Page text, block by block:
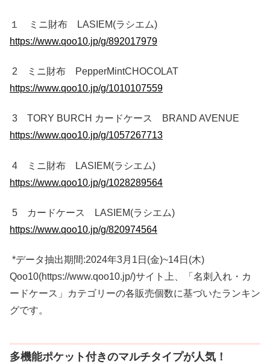
１ ミニ財布 LASIEM(ラシエム)
https://www.qoo10.jp/g/892017979
2 ミニ財布 PepperMintCHOCOLAT
https://www.qoo10.jp/g/1010107559
3 TORY BURCH カードケース BRAND AVENUE
https://www.qoo10.jp/g/1057267713
4 ミニ財布 LASIEM(ラシエム)
https://www.qoo10.jp/g/1028289564
5 カードケース LASIEM(ラシエム)
https://www.qoo10.jp/g/820974564
*データ抽出期間:2024年3月1日(金)~14日(木)
Qoo10(https://www.qoo10.jp/)サイト上、「名刺入れ・カ
ードケース」カテゴリーの各販売個数に基づいたランキン
グです。
多機能ポケット付きのマルチタイプが人気！